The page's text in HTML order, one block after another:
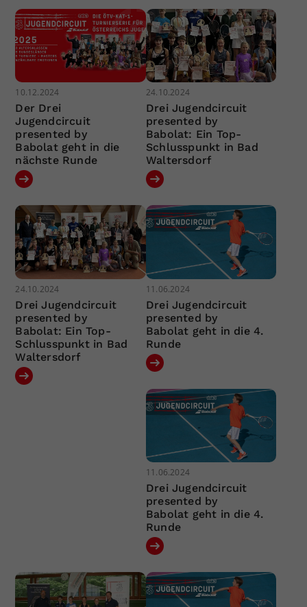
10.12.2024
Der Drei
Jugendcircuit
presented by
Babolat geht in die
nächste Runde
24.10.2024
Drei Jugendcircuit
presented by
Babolat: Ein Top-
Schlusspunkt in Bad
Waltersdorf
24.10.2024
Drei Jugendcircuit
presented by
Babolat: Ein Top-
Schlusspunkt in Bad
Waltersdorf
11.06.2024
Drei Jugendcircuit
presented by
Babolat geht in die 4.
Runde
11.06.2024
Drei Jugendcircuit
presented by
Babolat geht in die 4.
Runde